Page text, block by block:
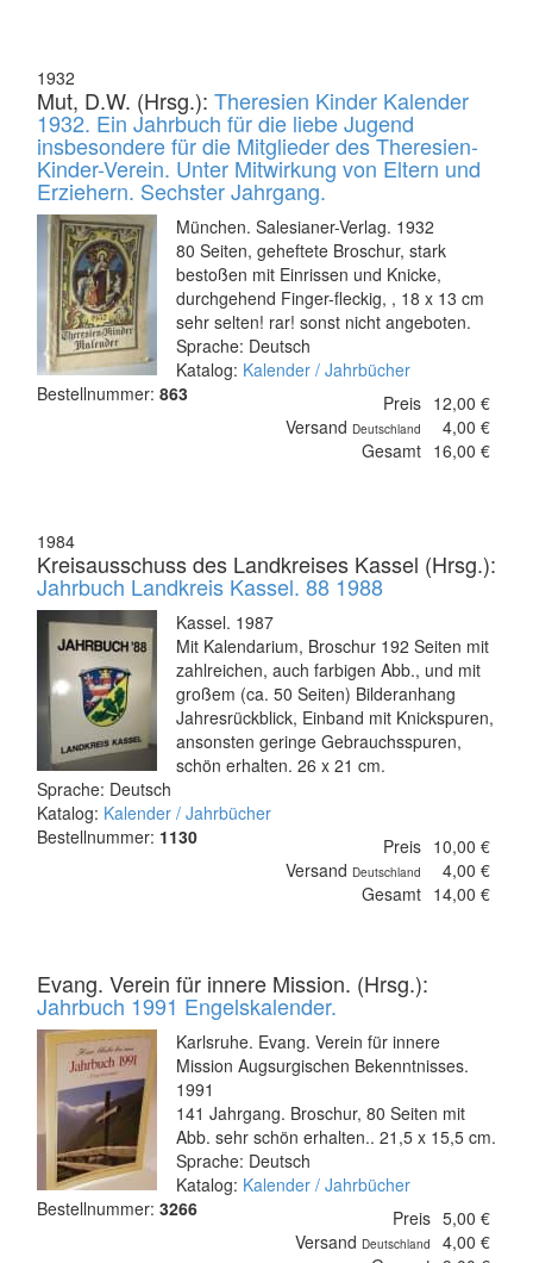
1932
Mut, D.W. (Hrsg.): Theresien Kinder Kalender
1932. Ein Jahrbuch für die liebe Jugend
insbesondere für die Mitglieder des Theresien-
Kinder-Verein. Unter Mitwirkung von Eltern und
Erziehern. Sechster Jahrgang.
München. Salesianer-Verlag. 1932
80 Seiten, geheftete Broschur, stark
bestoßen mit Einrissen und Knicke,
durchgehend Finger-fleckig, , 18 x 13 cm
sehr selten! rar! sonst nicht angeboten.
Sprache: Deutsch
Katalog: Kalender / Jahrbücher
Bestellnummer: 863 Preis 12,00 €
Versand Deutschland
4,00 €
Gesamt 16,00 €
1984
Kreisausschuss des Landkreises Kassel (Hrsg.):
Jahrbuch Landkreis Kassel. 88 1988
Kassel. 1987
Mit Kalendarium, Broschur 192 Seiten mit
zahlreichen, auch farbigen Abb., und mit
großem (ca. 50 Seiten) Bilderanhang
Jahresrückblick, Einband mit Knickspuren,
ansonsten geringe Gebrauchsspuren,
schön erhalten. 26 x 21 cm.
Sprache: Deutsch
Katalog: Kalender / Jahrbücher
Bestellnummer: 1130 Preis 10,00 €
Versand Deutschland
4,00 €
Gesamt 14,00 €
Evang. Verein für innere Mission. (Hrsg.):
Jahrbuch 1991 Engelskalender.
Karlsruhe. Evang. Verein für innere
Mission Augsurgischen Bekenntnisses.
1991
141 Jahrgang. Broschur, 80 Seiten mit
Abb. sehr schön erhalten.. 21,5 x 15,5 cm.
Sprache: Deutsch
Katalog: Kalender / Jahrbücher
Bestellnummer: 3266 Preis 5,00 €
Versand Deutschland
4,00 €